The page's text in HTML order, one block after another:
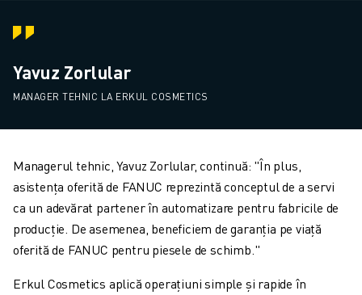
Yavuz Zorlular
MANAGER TEHNIC LA ERKUL COSMETICS
Managerul tehnic, Yavuz Zorlular, continuă: "În plus,
asistența oferită de FANUC reprezintă conceptul de a servi
ca un adevărat partener în automatizare pentru fabricile de
producție. De asemenea, beneficiem de garanția pe viață
oferită de FANUC pentru piesele de schimb."
Erkul Cosmetics aplică operațiuni simple și rapide în